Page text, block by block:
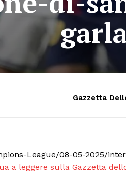
Gazzetta
League/08-05-2025/
a leggere sulla Gazzetta